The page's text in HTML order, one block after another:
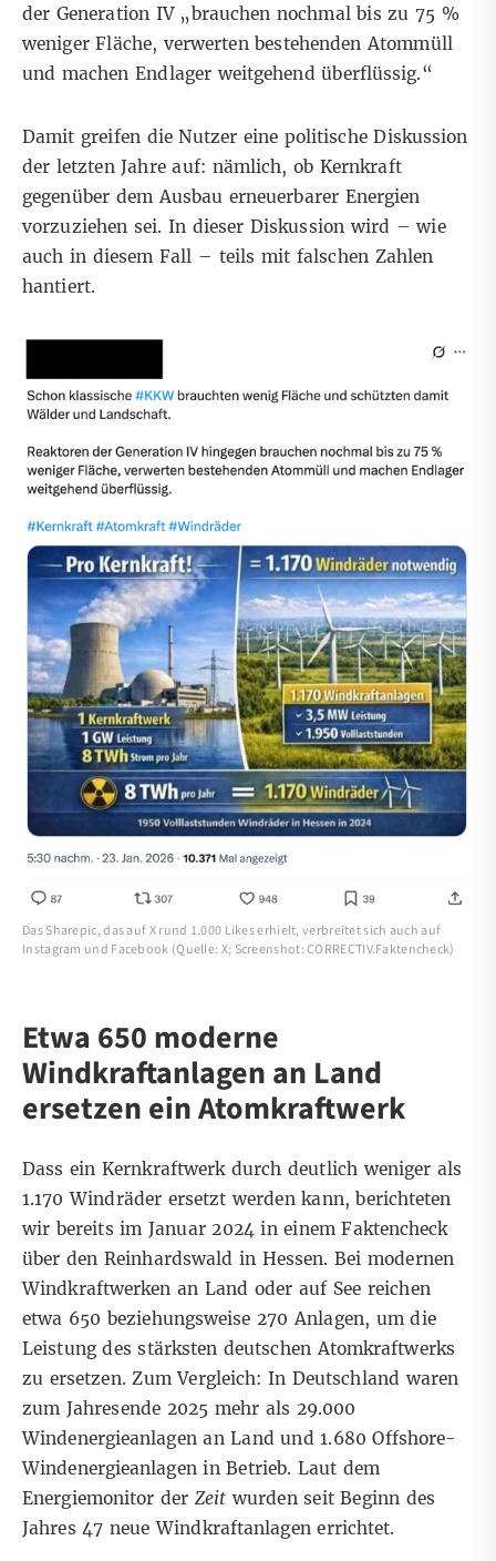
der Generation IV „brauchen nochmal bis zu 75 %
weniger Fläche, verwerten bestehenden Atommüll
und machen Endlager weitgehend überflüssig.“
Damit greifen die Nutzer eine politische Diskussion
der letzten Jahre auf: nämlich, ob Kernkraft
gegenüber dem Ausbau erneuerbarer Energien
vorzuziehen sei. In dieser Diskussion wird – wie
auch in diesem Fall – teils mit falschen Zahlen
hantiert.
Das Sharepic, das auf X rund 1.000 Likes erhielt, verbreitet sich auch auf
Instagram und Facebook (Quelle: X; Screenshot: CORRECTIV.Faktencheck)
Etwa 650 moderne
Windkraftanlagen an Land
ersetzen ein Atomkraftwerk
Dass ein Kernkraftwerk durch deutlich weniger als
1.170 Windräder ersetzt werden kann, berichteten
wir bereits im Januar 2024 in einemFaktencheck
über den Reinhardswald in Hessen. Bei modernen
Windkraftwerken an Land oder auf See reichen
etwa 650 beziehungsweise 270 Anlagen, um die
Leistung des stärksten deutschen Atomkraftwerks
zu ersetzen. Zum Vergleich: In Deutschland waren
zum Jahresende 2025 mehr als 29.000
Windenergieanlagen an Land und1.680 Offshore-
Windenergieanlagenin Betrieb. Laut dem
Energiemonitor der Zeit wurden seit Beginn des
Jahres 47 neue Windkraftanlagen errichtet.